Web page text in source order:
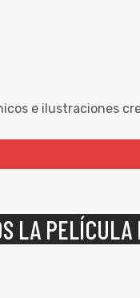
e ilustraciones
LA